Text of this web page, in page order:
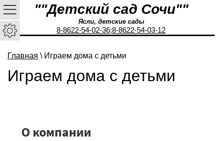
""Детский сад Сочи""
Ясли, детские сады
8-8622-54-02-36;8-8622-54-03-12
Главная \ Играем дома с детьми
Играем дома с детьми
О компании